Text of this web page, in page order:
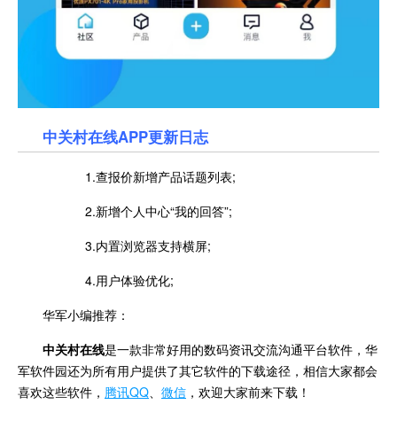
中关村在线APP更新日志
1.查报价新增产品话题列表;
2.新增个人中心“我的回答”;
3.内置浏览器支持横屏;
4.用户体验优化;
华军小编推荐：
中关村在线是一款非常好用的数码资讯交流沟通平台软件，华
军软件园还为所有用户提供了其它软件的下载途径，相信大家都会
喜欢这些软件， 腾讯QQ、 微信 ，欢迎大家前来下载！